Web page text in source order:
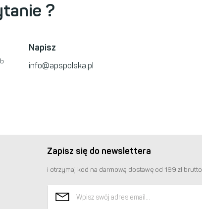
?
Napisz
info@apspolska.pl
Zapisz się do newslettera
i otrzymaj kod na darmową dostawę od 199 zł brutto